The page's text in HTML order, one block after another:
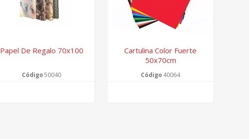
Papel De Regalo 70x100
Código50040
Cartulina Color Fuerte
50x70cm
Código 40064